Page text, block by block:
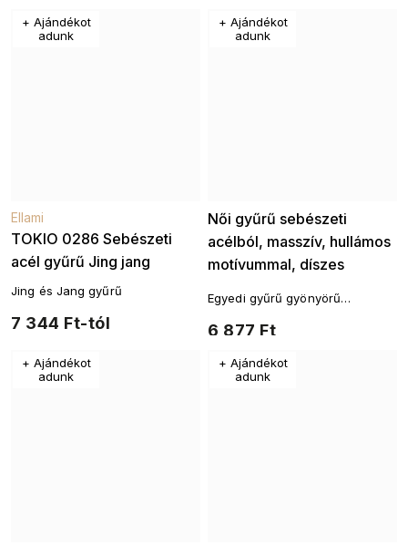
+ Ajándékot
adunk
TOKIO 0286 Sebészeti
acél gyűrű Jing jang
Ellami
7 344 Ft-tól
Jing és Jang gyűrű
+ Ajándékot
adunk
Női gyűrű sebészeti
acélból, masszív, hullámos
motívummal, díszes
6 877 Ft
Egyedi gyűrű gyönyörű
bármilyen öltözék
+ Ajándékot
adunk
+ Ajándékot
adunk